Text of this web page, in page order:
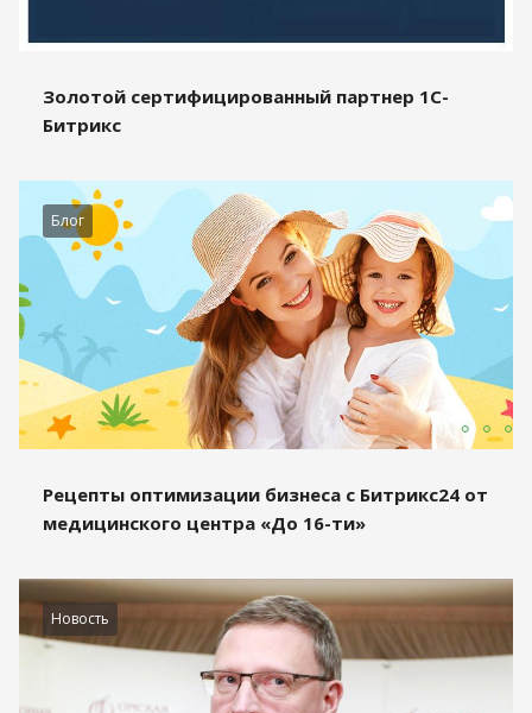
Золотой сертифицированный партнер 1С-
Битрикс
Блог
Рецепты оптимизации бизнеса с Битрикс24 от
медицинского центра «До 16-ти»
Новость